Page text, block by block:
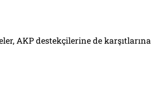
AKP destekçilerine de karşıtlarına